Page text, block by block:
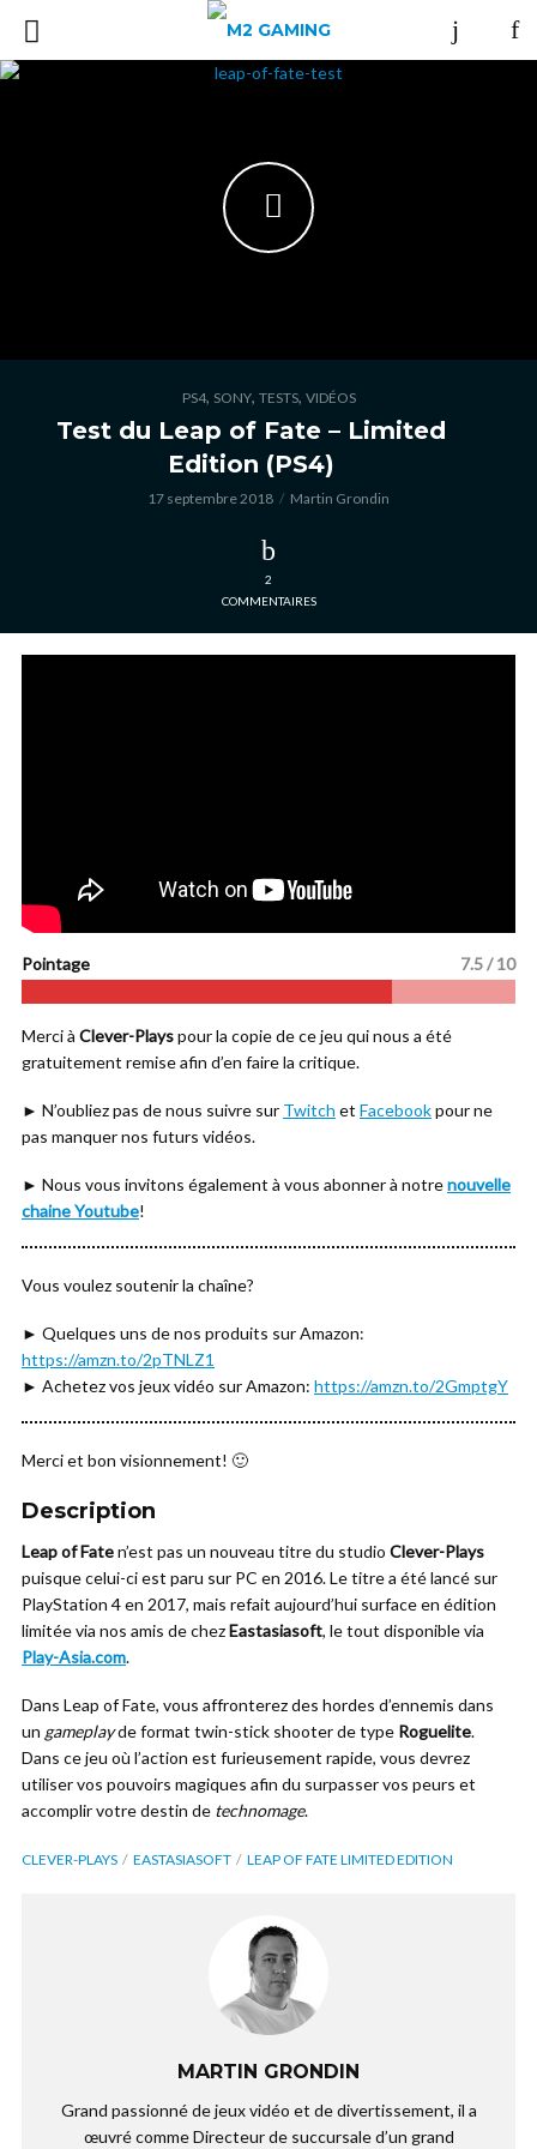
PS4, SONY, TESTS, VIDÉOS
Test du Leap of Fate – Limited
Edition (PS4)
17 septembre 2018 Martin Grondin
2
COMMENTAIRES
Pointage 7.5 / 10
Merci à Clever-Playspour la copie de ce jeu qui nous a été
gratuitement remise afin d’en faire la critique.
► N’oubliez pas de nous suivre sur Twitch et Facebookpour ne
pas manquer nos futurs vidéos.
► Nous vous invitons également à vous abonner à notrenouvelle
chaine Youtube!
Vous voulez soutenir la chaîne?
► Quelques uns de nos produits sur Amazon:
https://amzn.to/2pTNLZ1
► Achetez vos jeux vidéo sur Amazon: https://amzn.to/2GmptgY
Merci et bon visionnement! 🙂
Description
Leap of Faten’est pas un nouveau titre du studio Clever-Plays
puisque celui-ci est paru sur PC en 2016. Le titre a été lancé sur
PlayStation 4 en 2017, mais refait aujourd’hui surface en édition
limitée via nos amis de chezEastasiasoft, le tout disponible via
Play-Asia.com.
Dans Leap of Fate, vous affronterez des hordes d’ennemis dans
un gameplayde format twin-stick shooter de type Roguelite.
Dans ce jeu où l’action est furieusement rapide, vous devrez
utiliser vos pouvoirs magiques afin du surpasser vos peurs et
accomplir votre destin de technomage.
CLEVER-PLAYS EASTASIASOFT LEAP OF FATE LIMITED EDITION
MARTIN GRONDIN
Grand passionné de jeux vidéo et de divertissement, il a
œuvré comme Directeur de succursale d’un grand